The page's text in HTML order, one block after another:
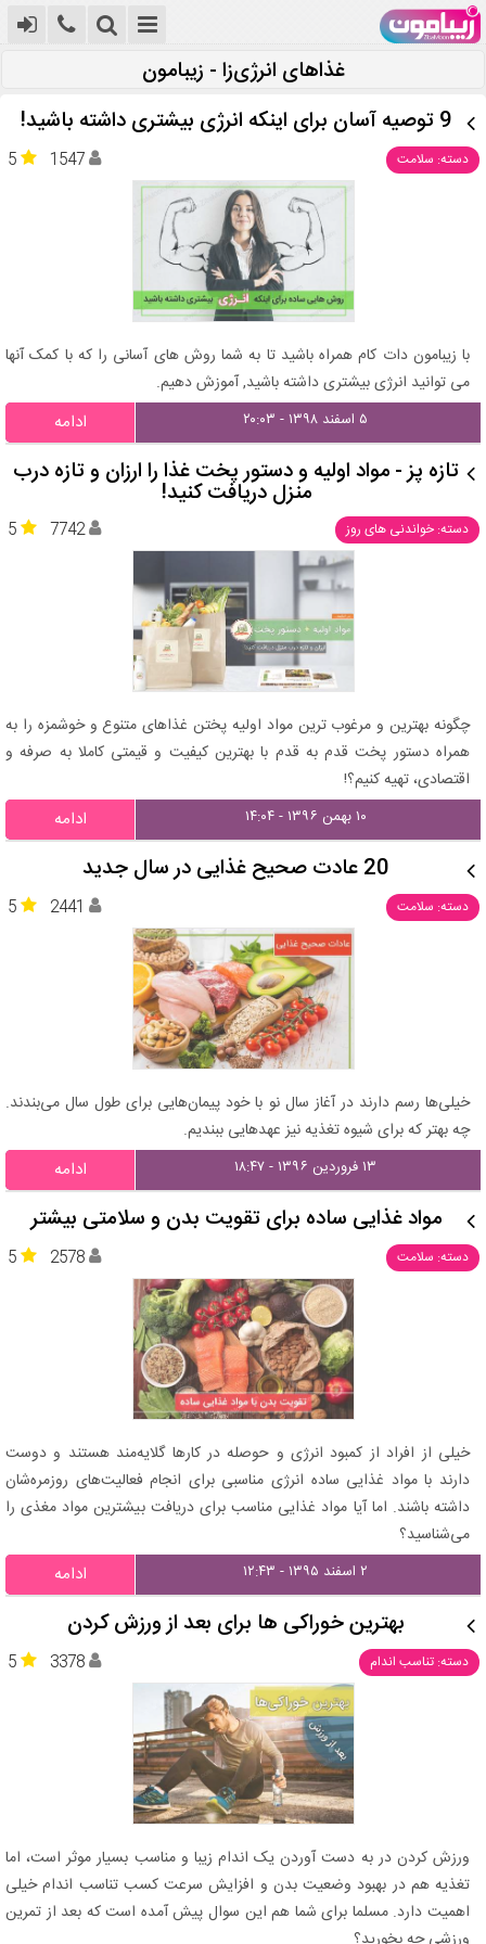
غذاهای انرژی‌زا - زیبامون
9 توصیه آسان برای اینکه انرژی بیشتری داشته باشید!
دسته: سلامت 5 1547
با زیبامون دات کام همراه باشید تا به شما روش های آسانی را که با کمک آنها
می توانید انرژی بیشتری داشته باشید, آموزش دهیم.
۵ اسفند ۱۳۹۸ - ۲۰:۰۳ ادامه
تازه پز - مواد اولیه و دستور پخت غذا را ارزان و تازه درب
منزل دریافت کنید!
دسته: خواندنی های روز 5 7742
چگونه بهترین و مرغوب ترین مواد اولیه پختن غذاهای متنوع و خوشمزه را به
همراه دستور پخت قدم به قدم با بهترین کیفیت و قیمتی کاملا به صرفه و
اقتصادی، تهیه کنیم؟!
۱۰ بهمن ۱۳۹۶ - ۱۴:۰۴ ادامه
20 عادت صحیح غذایی در سال جدید
دسته: سلامت 5 2441
خیلی‌ها رسم دارند در آغاز سال نو با خود پیمان‌هایی برای طول سال می‌بندند.
چه بهتر كه برای شیوه تغذیه نیز عهدهایی ببندیم.
۱۳ فروردین ۱۳۹۶ - ۱۸:۴۷ ادامه
مواد غذایی ساده برای تقویت بدن و سلامتی بیشتر
دسته: سلامت 5 2578
خیلی از افراد از کمبود انرژی و حوصله در کارها گلایه‌مند هستند و دوست
دارند با مواد غذایی ساده انرژی مناسبی برای انجام فعالیت‌های روزمره‌شان
داشته باشند. اما آیا مواد غذایی مناسب برای دریافت بیشترین مواد مغذی را
می‌شناسید؟
۲ اسفند ۱۳۹۵ - ۱۲:۴۳ ادامه
بهترین خوراکی‌ ها برای بعد از ورزش کردن
دسته: تناسب اندام 5 3378
ورزش کردن در به دست آوردن یک اندام زیبا و مناسب بسیار موثر است، اما
تغذیه هم در بهبود وضعیت بدن و افزایش سرعت کسب تناسب اندام خیلی
اهمیت دارد. مسلما برای شما هم این سوال پیش آمده است که بعد از تمرین